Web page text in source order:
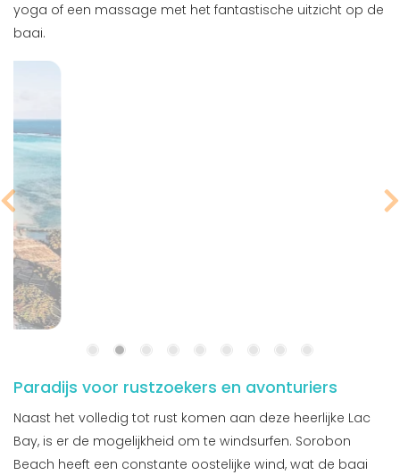
yoga of een massage met het fantastische uitzicht op de
baai.
Paradijs voor rustzoekers en avonturiers
Naast het volledig tot rust komen aan deze heerlijke Lac
Bay, is er de mogelijkheid om te windsurfen. Sorobon
Beach heeft een constante oostelijke wind, wat de baai